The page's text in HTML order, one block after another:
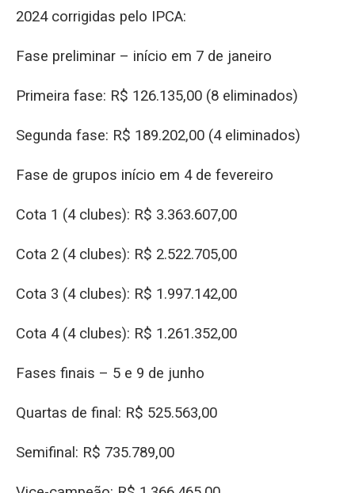
2024 corrigidas pelo IPCA:
Fase preliminar – início em 7 de janeiro
Primeira fase: R$ 126.135,00 (8 eliminados)
Segunda fase: R$ 189.202,00 (4 eliminados)
Fase de grupos início em 4 de fevereiro
Cota 1 (4 clubes): R$ 3.363.607,00
Cota 2 (4 clubes): R$ 2.522.705,00
Cota 3 (4 clubes): R$ 1.997.142,00
Cota 4 (4 clubes): R$ 1.261.352,00
Fases finais – 5 e 9 de junho
Quartas de final: R$ 525.563,00
Semifinal: R$ 735.789,00